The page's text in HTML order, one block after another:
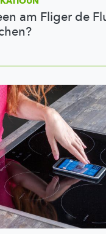
am Fliger de